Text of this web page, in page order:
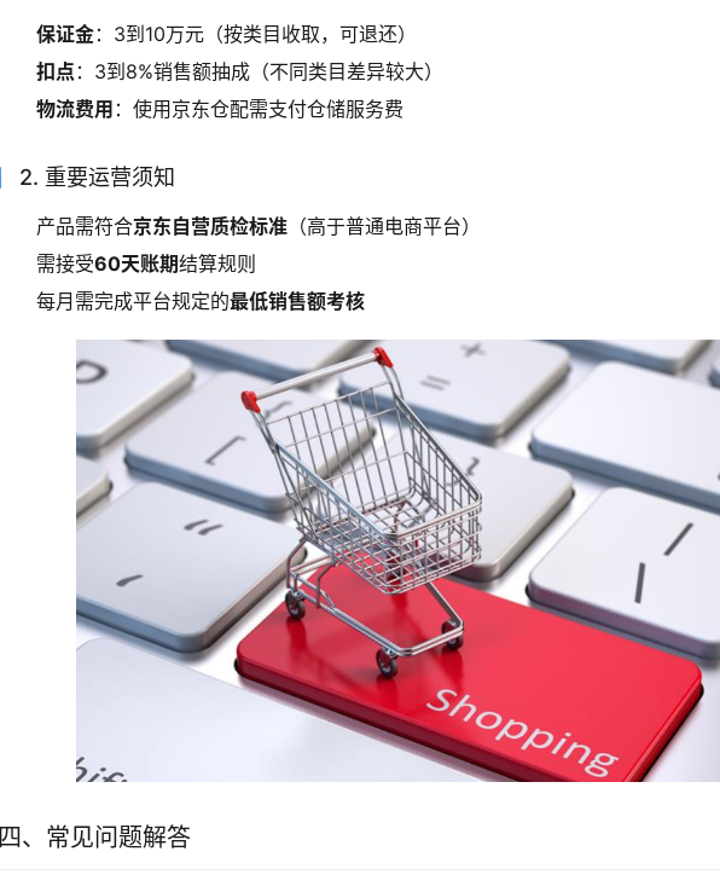
保证金：3到10万元（按类目收取，可退还）
扣点 ：3到8%销售额抽成（不同类目差异较大）
物流费用 ：使用京东仓配需支付仓储服务费
2. 重要运营须知
产品需符合京东自营质检标准 （高于普通电商平台）
需接受60天账期结算规则
每月需完成平台规定的最低销售额考核
四、常见问题解答